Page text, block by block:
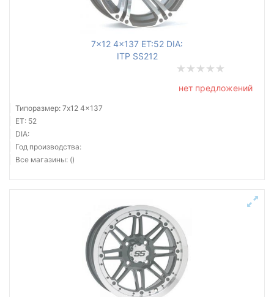
7x12 4x137 ET:52 DIA:
ITP SS212
нет предложений
Типоразмер: 7x12 4x137
ET: 52
DIA:
Год производства:
Все магазины: ()